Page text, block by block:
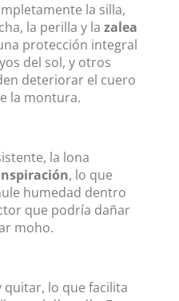
la silla,
la perilla y la zalea
protección integral
del sol, y otros
deteriorar el cuero
la montura.
la lona
, lo que
humedad dentro
que podría dañar
moho.
quitar, lo que facilita